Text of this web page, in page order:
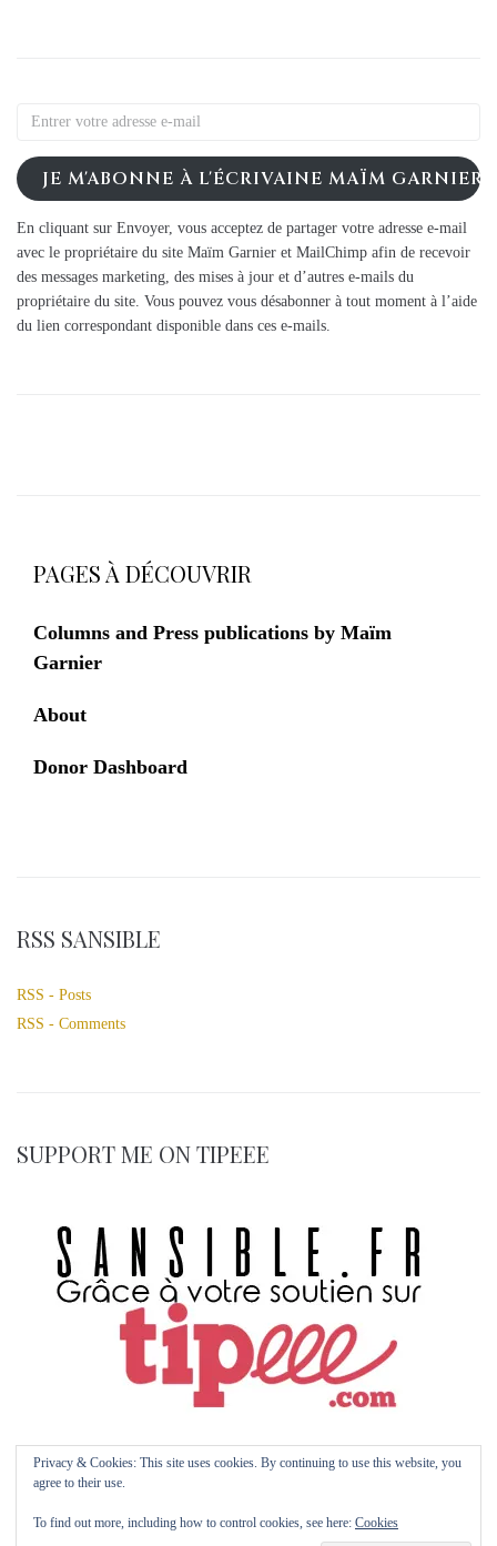
JE M'ABONNE À L'ÉCRIVAINE MAÏM GARNIER
En cliquant sur Envoyer, vous acceptez de partager votre adresse e-mail
avec le propriétaire du site Maïm Garnier et MailChimp afin de recevoir
des messages marketing, des mises à jour et d’autres e-mails du
propriétaire du site. Vous pouvez vous désabonner à tout moment à l’aide
du lien correspondant disponible dans ces e-mails.
PAGES À DÉCOUVRIR
Columns and Press publications by Maïm
Garnier
About
Donor Dashboard
RSS SANSIBLE
RSS - Posts
RSS - Comments
SUPPORT ME ON TIPEEE
© 2026 Sansible.fr by Maïm Garnier | with Kava | Multipurpose WP Theme with
Privacy & Cookies: This site uses cookies. By continuing to use this website, you
agree to their use.
To find out more, including how to control cookies, see here: Cookies